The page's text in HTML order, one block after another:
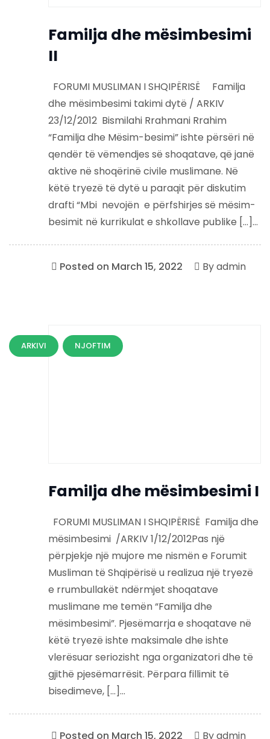
Familja dhe mësimbesimi
II
FORUMI MUSLIMAN I SHQIPËRISË Familja
dhe mësimbesimi takimi dytë / ARKIV
23/12/2012 Bismilahi Rrahmani Rrahim
“Familja dhe Mësim-besimi” ishte përsëri në
qendër të vëmendjes së shoqatave, që janë
aktive në shoqërinë civile muslimane. Në
këtë tryezë të dytë u paraqit për diskutim
drafti “Mbi nevojën e përfshirjes së mësim-
besimit në kurrikulat e shkollave publike […]...
Posted on March 15, 2022 Byadmin
ARKIVI NJOFTIM
Familja dhe mësimbesimi I
FORUMI MUSLIMAN I SHQIPËRISË Familja dhe
mësimbesimi /ARKIV 1/12/2012Pas një
përpjekje një mujore me nismën e Forumit
Musliman të Shqipërisë u realizua një tryezë
e rrumbullakët ndërmjet shoqatave
muslimane me temën “Familja dhe
mësimbesimi”. Pjesëmarrja e shoqatave në
këtë tryezë ishte maksimale dhe ishte
vlerësuar seriozisht nga organizatori dhe të
gjithë pjesëmarrësit. Përpara fillimit të
bisedimeve, […]...
Posted on March 15, 2022 Byadmin